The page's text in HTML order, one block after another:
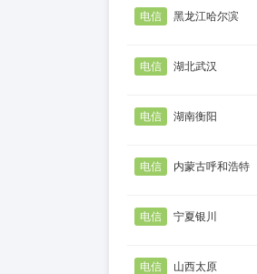
电信 黑龙江哈尔滨
电信 湖北武汉
电信 湖南衡阳
电信 内蒙古呼和浩特
电信 宁夏银川
电信 山西太原